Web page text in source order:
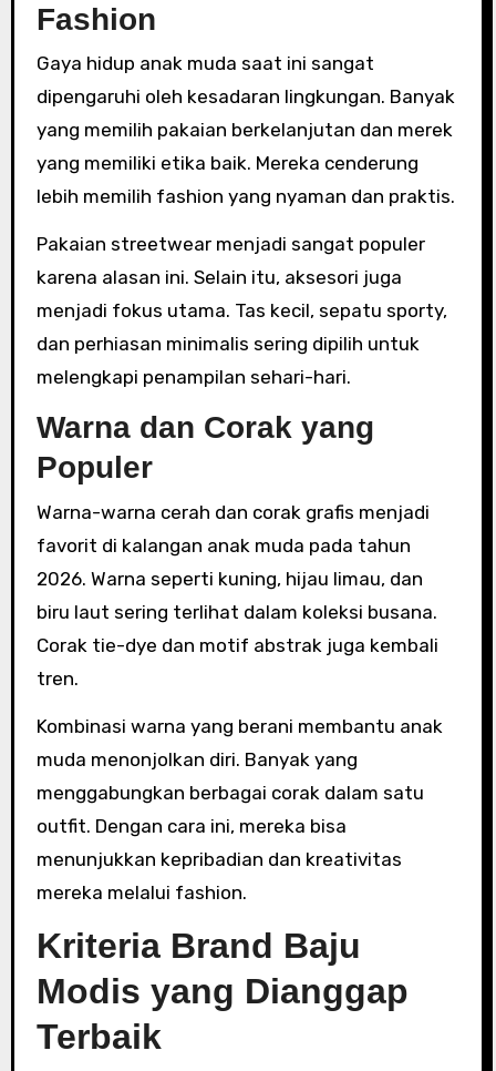
Fashion
Gaya hidup anak muda saat ini sangat
dipengaruhi oleh kesadaran lingkungan. Banyak
yang memilih pakaian berkelanjutan dan merek
yang memiliki etika baik. Mereka cenderung
lebih memilih fashion yang nyaman dan praktis.
Pakaian streetwear menjadi sangat populer
karena alasan ini. Selain itu, aksesori juga
menjadi fokus utama. Tas kecil, sepatu sporty,
dan perhiasan minimalis sering dipilih untuk
melengkapi penampilan sehari-hari.
Warna dan Corak yang
Populer
Warna-warna cerah dan corak grafis menjadi
favorit di kalangan anak muda pada tahun
2026. Warna seperti kuning, hijau limau, dan
biru laut sering terlihat dalam koleksi busana.
Corak tie-dye dan motif abstrak juga kembali
tren.
Kombinasi warna yang berani membantu anak
muda menonjolkan diri. Banyak yang
menggabungkan berbagai corak dalam satu
outfit. Dengan cara ini, mereka bisa
menunjukkan kepribadian dan kreativitas
mereka melalui fashion.
Kriteria Brand Baju
Modis yang Dianggap
Terbaik